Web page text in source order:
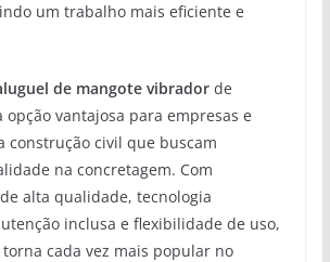
um trabalho mais eficiente e
de mangote vibradorde
opção vantajosa para empresas e
construção civil que buscam
na concretagem. Com
alta qualidade, tecnologia
inclusa e flexibilidade de uso,
cada vez mais popular no